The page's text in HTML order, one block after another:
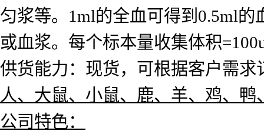
匀浆等。1ml的全血可得到0.5ml的
或血浆。每个标本量收集体积
供货能力：现货，可根据客户需
人、大鼠、小鼠、鹿、羊、鸡、
公司特色：